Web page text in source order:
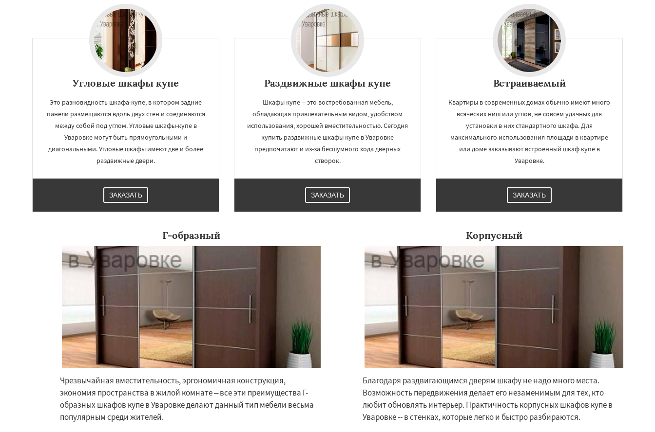
Работаем по
регионам
×
Угловые шкафы купе
Это разновидность шкафа-купе, в котором задние
панели размещаются вдоль двух стен и соединяются
между собой под углом. Угловые шкафы-купе в
Уваровке могут быть прямоугольными и
диагональными. Угловые шкафы имеют две и более
раздвижные двери.
ЗАКАЗАТЬ
Раздвижные шкафы купе
Шкафы купе – это востребованная мебель,
обладающая привлекательным видом, удобством
использования, хорошей вместительностью. Сегодня
купить раздвижные шкафы купе в Уваровке
предпочитают и из-за бесшумного хода дверных
створок.
ЗАКАЗАТЬ
Встраиваемый
Квартиры в современных домах обычно имеют много
всяческих ниш или углов, не совсем удачных для
установки в них стандартного шкафа. Для
максимального использования площади в квартире
или доме заказывают встроенный шкаф купе в
Уваровке.
ЗАКАЗАТЬ
Г-образный
Чрезвычайная вместительность, эргономичная конструкция,
экономия пространства в жилой комнате – все эти преимущества Г-
образных шкафов купе в Уваровке делают данный тип мебели весьма
популярным среди жителей.
Корпусный
Благодаря раздвигающимся дверям шкафу не надо много места.
Возможность передвижения делает его незаменимым для тех, кто
любит обновлять интерьер. Практичность корпусных шкафов купе в
Уваровке -- в стенках, которые легко и быстро разбираются.
УЗНАТЬ ПОДРОБНЕЕ ×